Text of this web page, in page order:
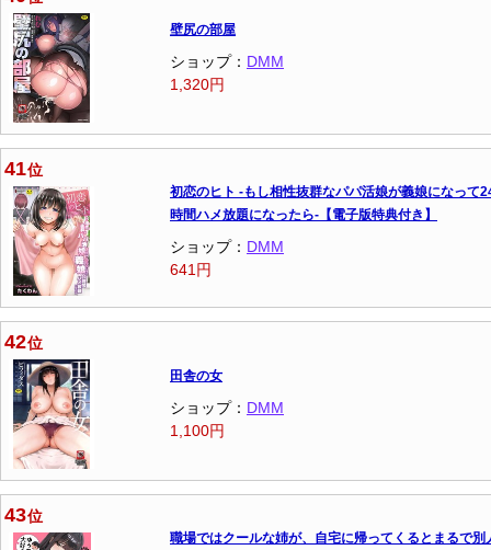
壁尻の部屋
ショップ： DMM
1,320円
41位
初恋のヒト -もし相性抜群なパパ活娘が義娘になって
時間ハメ放題になったら-【電子版特典付き】
ショップ： DMM
641円
42位
田舎の女
ショップ： DMM
1,100円
43位
職場ではクールな姉が、自宅に帰ってくるとまるで別